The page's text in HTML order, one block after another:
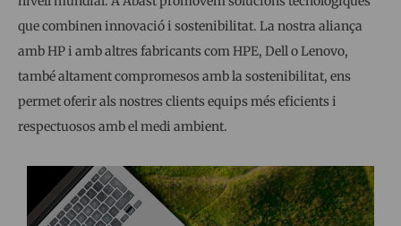
que combinen innovació i sostenibilitat. La nostra aliança
amb HP i amb altres fabricants com HPE, Dell o Lenovo,
també altament compromesos amb la sostenibilitat, ens
permet oferir als nostres clients equips més eficients i
respectuosos amb el medi ambient.